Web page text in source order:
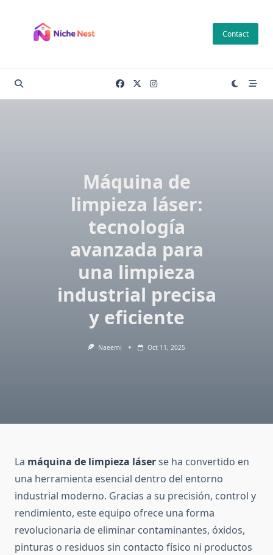
content
Contact
Máquina de
limpieza láser:
tecnología
avanzada para
una limpieza
industrial precisa
y eficiente
Naeemi Oct 11, 2025
La máquina de limpieza láserse ha convertido en
una herramienta esencial dentro del entorno
industrial moderno. Gracias a su precisión, control y
rendimiento, este equipo ofrece una forma
revolucionaria de eliminar contaminantes, óxidos,
pinturas o residuos sin contacto físico ni productos